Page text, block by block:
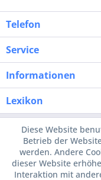
Telefon
Service
Informationen
Lexikon
Diese Website
Betrieb der
werden. Andere
dieser Website
Interaktion mit